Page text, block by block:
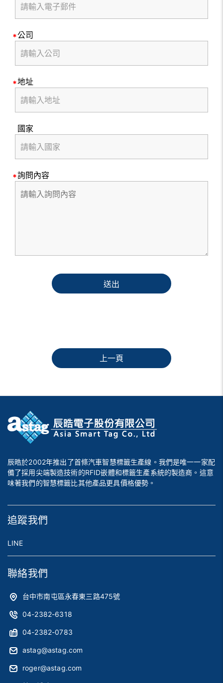
公司
地址
國家
詢問內容
送出
上一頁
辰晧於2002年推出了首條汽車智慧標籤生產線。我們是唯一一家配
備了採用尖端製造技術的RFID嵌體和標籤生產系統的製造商。這意
味著我們的智慧標籤比其他產品更具價格優勢。
追蹤我們
LINE
聯絡我們
台中市南屯區永春東三路475號
04-2382-6318
04-2382-0783
astag@astag.com
roger@astag.com